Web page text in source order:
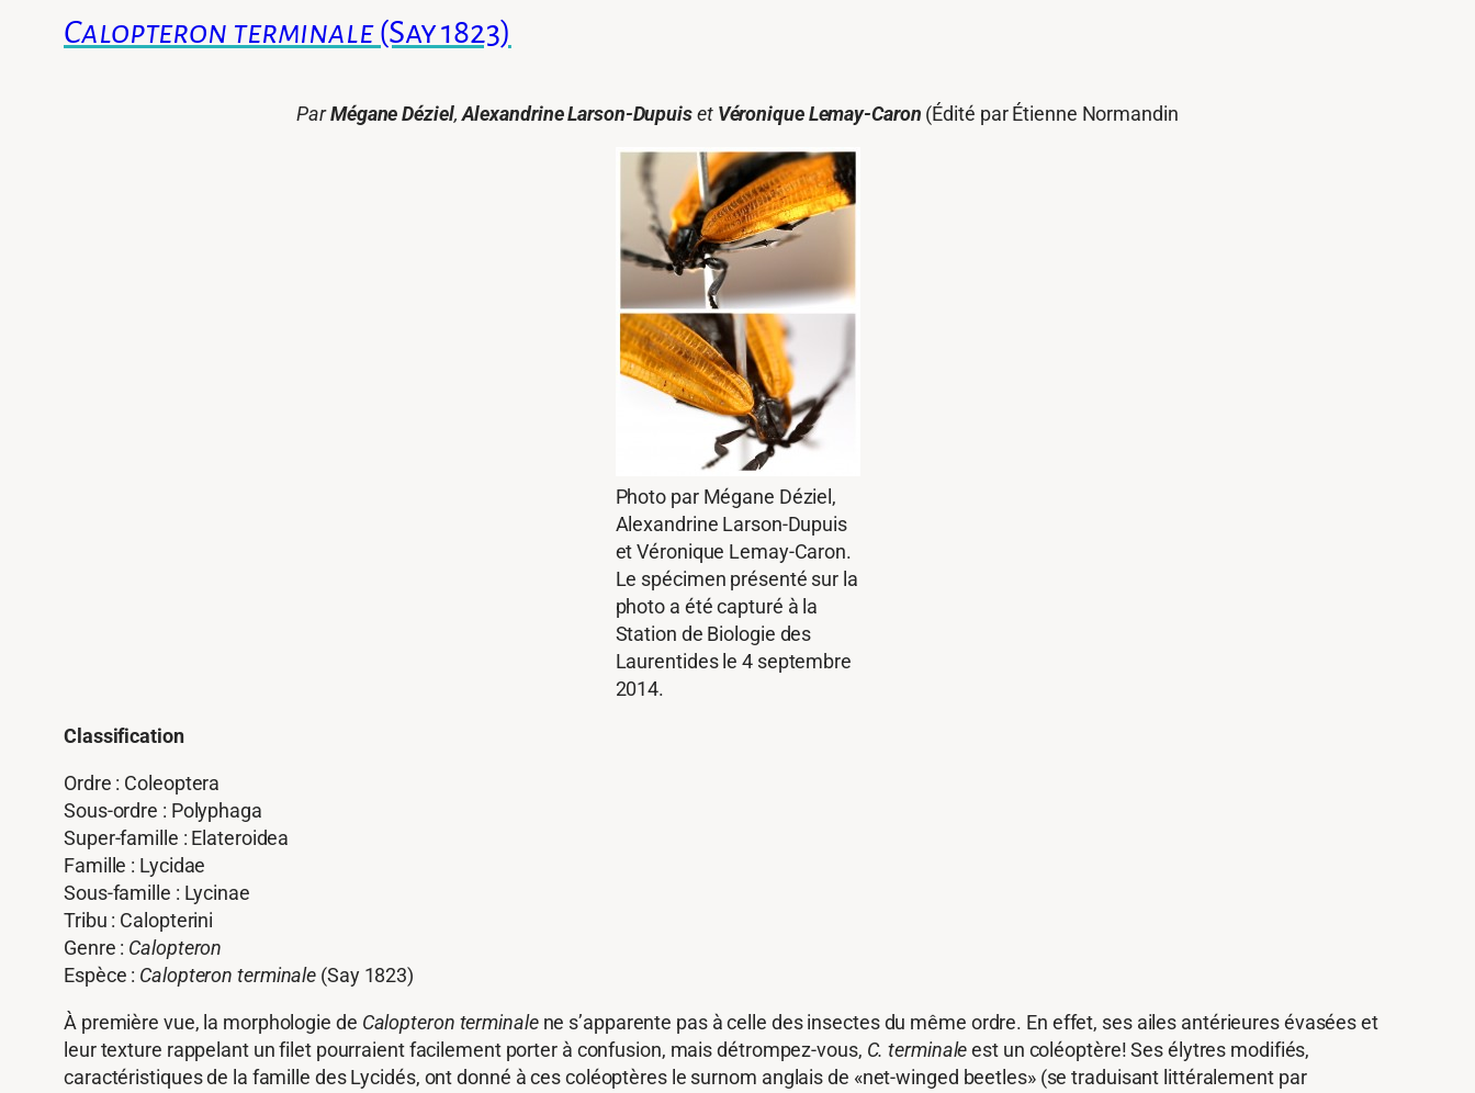
Calopteron terminale(Say 1823)
ParMégane Déziel,Alexandrine Larson-Dupuiset Véronique Lemay-Caron (Édité par Étienne Normandin
Photo par Mégane Déziel,
Alexandrine Larson-Dupuis
et Véronique Lemay-Caron.
Le spécimen présenté sur la
photo a été capturé à la
Station de Biologie des
Laurentides le 4 septembre
2014.
Classification
Ordre : Coleoptera
Sous-ordre : Polyphaga
Super-famille : Elateroidea
Famille : Lycidae
Sous-famille : Lycinae
Tribu : Calopterini
Genre : Calopteron
Espèce : Calopteron terminale (Say 1823)
À première vue, la morphologie de Calopteron terminalene s’apparente pas à celle des insectes du même ordre. En effet, ses ailes antérieures évasées et
leur texture rappelant un filet pourraient facilement porter à confusion, mais détrompez-vous, C. terminaleest un coléoptère! Ses élytres modifiés,
caractéristiques de la famille des Lycidés, ont donné à ces coléoptères le surnom anglais de «net-winged beetles» (se traduisant littéralement par